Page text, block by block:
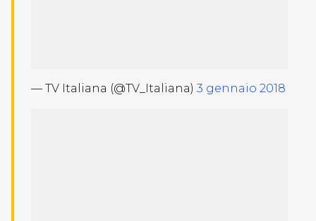
— TV Italiana (@TV_Italiana) 3 gennaio 2018